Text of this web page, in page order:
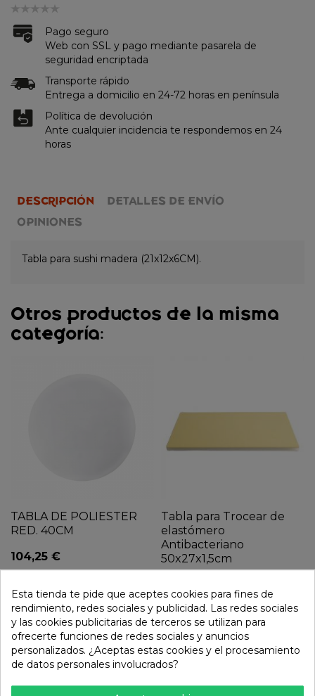
Pago seguro
Web con SSL y pago mediante pasarela de
seguridad encriptada
Transporte rápido
Entrega a domicilio en 24-72 horas en península
Política de devolución
Ante cualquier incidencia te respondemos en 24
horas
DESCRIPCIÓN
DETALLES DE ENVÍO
OPINIONES
Tabla para sushi madera (21x12x6CM).
Otros productos de la misma
categoría:
TABLA DE POLIESTER
RED. 40CM
104,25 €
Tabla para Trocear de
elastómero
Antibacteriano
50x27x1,5cm
Esta tienda te pide que aceptes cookies para fines de
rendimiento, redes sociales y publicidad. Las redes sociales
y las cookies publicitarias de terceros se utilizan para
ofrecerte funciones de redes sociales y anuncios
personalizados. ¿Aceptas estas cookies y el procesamiento
de datos personales involucrados?